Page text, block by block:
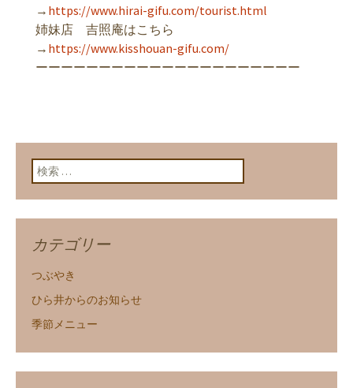
→ https://www.hirai-gifu.com/tourist.html
姉妹店 吉照庵はこちら
→ https://www.kisshouan-gifu.com/
ーーーーーーーーーーーーーーーーーーーーー
検索:
カテゴリー
つぶやき
ひら井からのお知らせ
季節メニュー